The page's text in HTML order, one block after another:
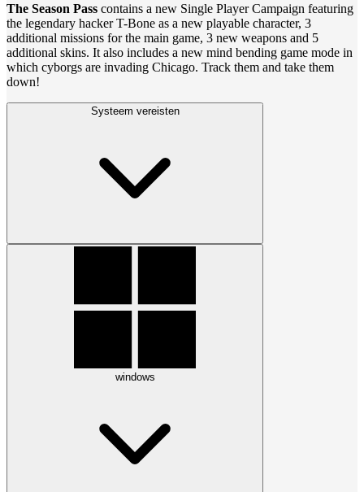
The Season Pass contains a new Single Player Campaign featuring
the legendary hacker T-Bone as a new playable character, 3
additional missions for the main game, 3 new weapons and 5
additional skins. It also includes a new mind bending game mode in
which cyborgs are invading Chicago. Track them and take them
down!
Systeem vereisten
windows